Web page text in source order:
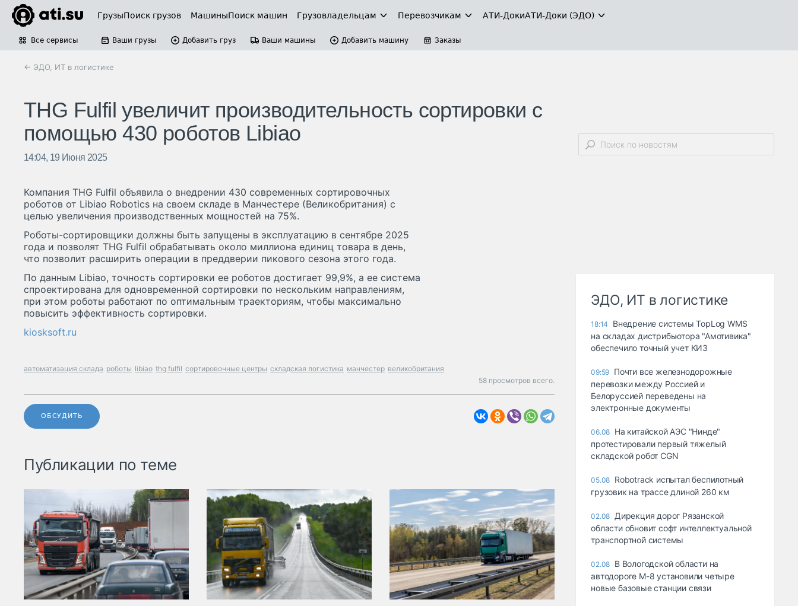
ГрузыПоиск грузов МашиныПоиск машин Грузовладельцам Перевозчикам АТИ-ДокиАТИ-Доки (ЭДО)
Все сервисы Ваши грузы Добавить груз Ваши машины Добавить машину Заказы
← ЭДО, ИТ в логистике
THG Fulfil увеличит производительность сортировки с
помощью 430 роботов Libiao
14:04, 19 Июня 2025
Компания THG Fulfil объявила о внедрении 430 современных сортировочных
роботов от Libiao Robotics на своем складе в Манчестере (Великобритания) с
целью увеличения производственных мощностей на 75%.
Роботы-сортировщики должны быть запущены в эксплуатацию в сентябре 2025
года и позволят THG Fulfil обрабатывать около миллиона единиц товара в день,
что позволит расширить операции в преддверии пикового сезона этого года.
По данным Libiao, точность сортировки ее роботов достигает 99,9%, а ее система
спроектирована для одновременной сортировки по нескольким направлениям,
при этом роботы работают по оптимальным траекториям, чтобы максимально
повысить эффективность сортировки.
kiosksoft.ru
автоматизация склада роботы libiao thg fulfil сортировочные центры складская логистика манчестер великобритания
58 просмотров всего.
ОБСУДИТЬ
Публикации по теме
ЭДО, ИТ в логистике
18:14
Внедрение системы TopLog WMS
на складах дистрибьютора "Амотивика"
обеспечило точный учет КИЗ
09:59 Почти все железнодорожные
перевозки между Россией и
Белоруссией переведены на
электронные документы
06.08 На китайской АЭС "Нинде"
протестировали первый тяжелый
складской робот CGN
05.08 Robotrack испытал беспилотный
грузовик на трассе длиной 260 км
02.08 Дирекция дорог Рязанской
области обновит софт интеллектуальной
транспортной системы
02.08 В Вологодской области на
автодороге М-8 установили четыре
новые базовые станции связи